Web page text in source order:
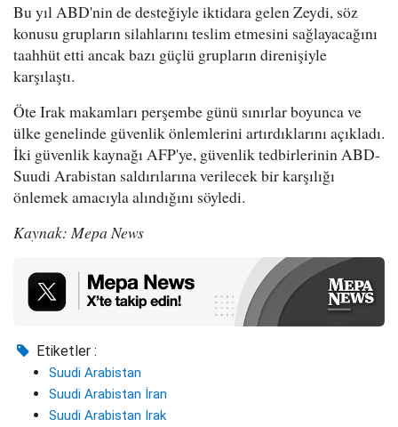
Bu yıl ABD'nin de desteğiyle iktidara gelen Zeydi, söz
konusu grupların silahlarını teslim etmesini sağlayacağını
taahhüt etti ancak bazı güçlü grupların direnişiyle
karşılaştı.
Öte Irak makamları perşembe günü sınırlar boyunca ve
ülke genelinde güvenlik önlemlerini artırdıklarını açıkladı.
İki güvenlik kaynağı AFP'ye, güvenlik tedbirlerinin ABD-
Suudi Arabistan saldırılarına verilecek bir karşılığı
önlemek amacıyla alındığını söyledi.
Kaynak: Mepa News
Etiketler :
Suudi Arabistan
Suudi Arabistan İran
Suudi Arabistan Irak